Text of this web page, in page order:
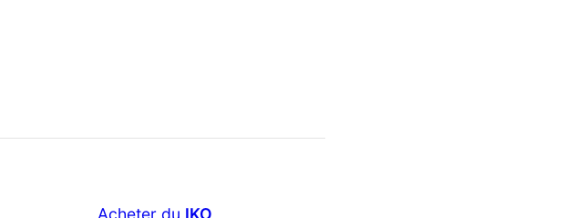
Acheter du IKO